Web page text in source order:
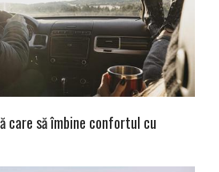
care să îmbine confortul cu